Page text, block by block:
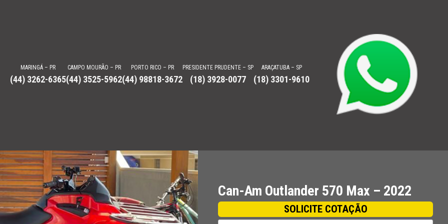
MARINGÁ – PR
(44) 3262-6365
CAMPO MOURÃO – PR
(44) 3525-5962
PORTO RICO – PR
(44) 98818-3672
PRESIDENTE PRUDENTE – SP
(18) 3928-0077
ARAÇATUBA – SP
(18) 3301-9610
Can-Am Outlander 570 Max – 2022
SOLICITE COTAÇÃO